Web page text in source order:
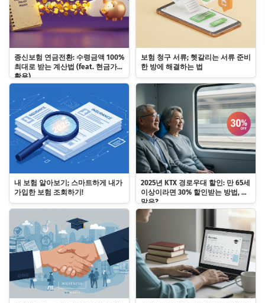
종신보험 연금전환: 수령금액 100%
최대로 받는 계산법 (feat. 현금가치
활용)
보험 청구 서류; 헷갈리는 서류 준비
한 방에 해결하는 법
내 보험 알아보기; 스마트하게 내가
가입한 보험 조회하기!
2025년 KTX 경로우대 할인: 만 65세
이상이라면 30% 할인받는 방법, 주
말은?